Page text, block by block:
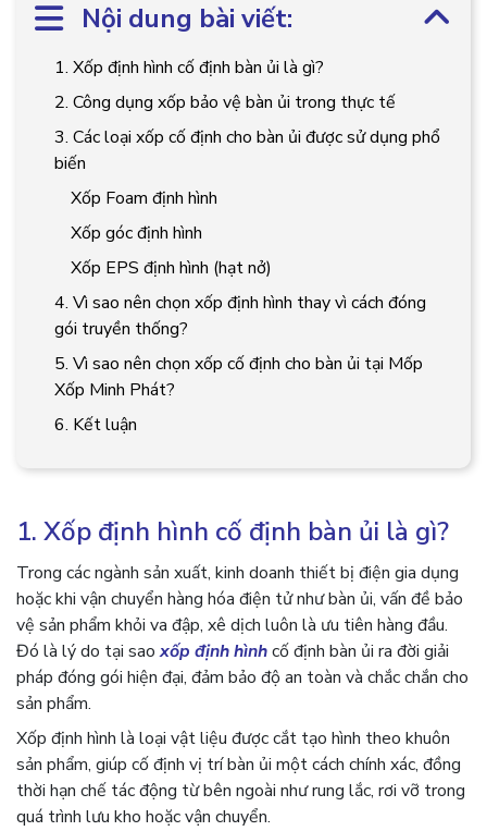
Nội dung bài viết:
1. Xốp định hình cố định bàn ủi là gì?
2. Công dụng xốp bảo vệ bàn ủi trong thực tế
3. Các loại xốp cố định cho bàn ủi được sử dụng phổ
biến
Xốp Foam định hình
Xốp góc định hình
Xốp EPS định hình (hạt nở)
4. Vì sao nên chọn xốp định hình thay vì cách đóng
gói truyền thống?
5. Vì sao nên chọn xốp cố định cho bàn ủi tại Mốp
Xốp Minh Phát?
6. Kết luận
1. Xốp định hình cố định bàn ủi là gì?
Trong các ngành sản xuất, kinh doanh thiết bị điện gia dụng
hoặc khi vận chuyển hàng hóa điện tử như bàn ủi, vấn đề bảo
vệ sản phẩm khỏi va đập, xê dịch luôn là ưu tiên hàng đầu.
Đó là lý do tại saoxốp định hìnhcố định bàn ủi ra đời giải
pháp đóng gói hiện đại, đảm bảo độ an toàn và chắc chắn cho
sản phẩm.
Xốp định hình là loại vật liệu được cắt tạo hình theo khuôn
sản phẩm, giúp cố định vị trí bàn ủi một cách chính xác, đồng
thời hạn chế tác động từ bên ngoài như rung lắc, rơi vỡ trong
quá trình lưu kho hoặc vận chuyển.